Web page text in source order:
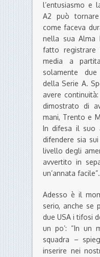
l’entusiasmo e
A2 può
come faceva
nella sua Alma
fatto registrare
media a
solamente
della Serie A.
avere
dimostrato di
mani, Trento e
In difesa il suo
difendere sia
livello degli
avvertito in
un’annata facile”.
Adesso è il
serio, anche se
due USA i tifosi
un po’: “In un
squadra –
inserire nei